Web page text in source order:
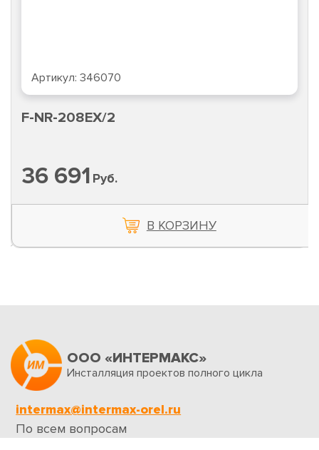
Артикул: 346070
F-NR-208EX/2
36 691 Руб.
В КОРЗИНУ
ООО «ИНТЕРМАКС»
Инсталляция проектов полного цикла
intermax@intermax-orel.ru
По всем вопросам